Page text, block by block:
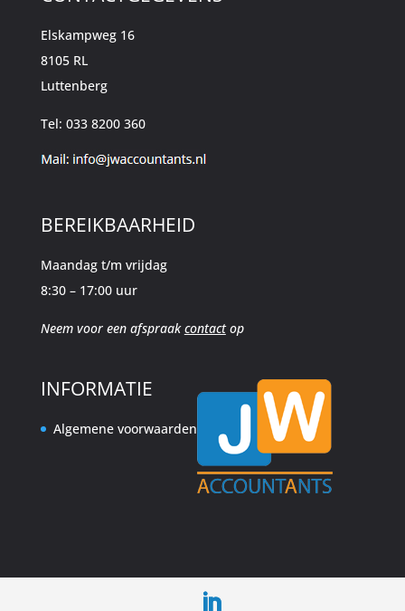
Elskampweg 16
8105 RL
Luttenberg
Tel: 033 8200 360
BEREIKBAARHEID
Maandag t/m vrijdag
8:30 – 17:00 uur
Neem voor een afspraakcontactop
INFORMATIE
Algemene voorwaarden